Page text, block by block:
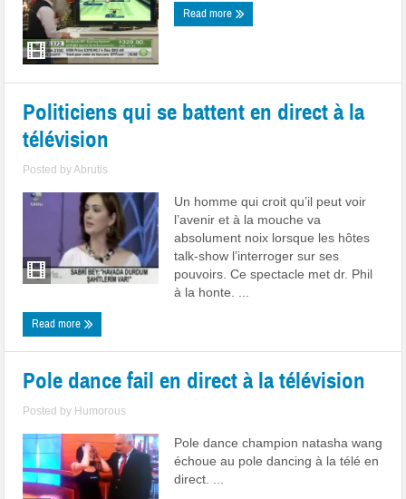
Read more
Politiciens qui se battent en direct à la
télévision
Posted byAbrutis
Un homme qui croit qu’il peut voir
l’avenir et à la mouche va
absolument noix lorsque les hôtes
talk-show l’interroger sur ses
pouvoirs. Ce spectacle met dr. Phil
à la honte. ...
Read more
Pole dance fail en direct à la télévision
Posted by Humorous
Pole dance champion natasha wang
échoue au pole dancing à la télé en
direct. ...